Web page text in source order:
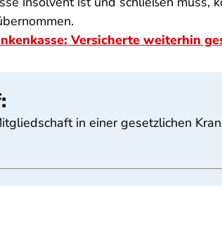
Versicherte weiterhin
in einer gesetzlichen